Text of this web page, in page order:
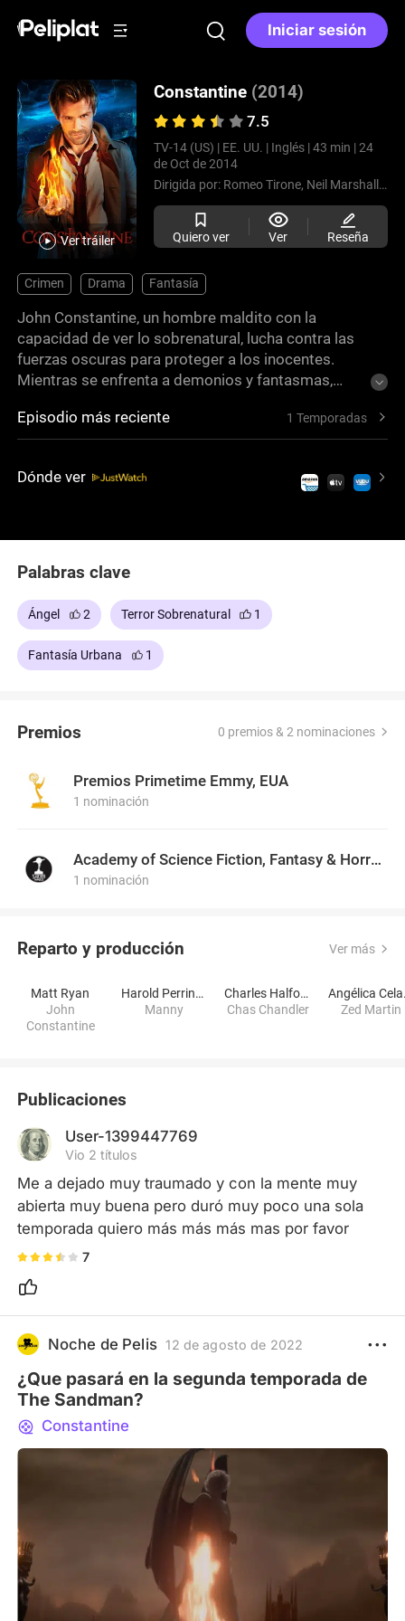
Iniciar sesión
Ver tráiler
Constantine (2014)
7.5
TV-14 (US) | EE. UU. | Inglés | 43 min | 24
de Oct de 2014
Dirigida por: Romeo Tirone, Neil Marshall,
Quiero ver Ver Reseña
Crimen Drama Fantasía
John Constantine, un hombre maldito con la
capacidad de ver lo sobrenatural, lucha contra las
fuerzas oscuras para proteger a los inocentes.
Mientras se enfrenta a demonios y fantasmas,
este apasionante viaje al mundo de lo oculto y
céntrate en uno de los personajes favoritos de DC
Episodio más reciente 1 Temporadas
Dónde ver
Palabras clave
Ángel 2 Terror Sobrenatural 1
Fantasía Urbana 1
Premios 0 premios & 2 nominaciones
Premios Primetime Emmy, EUA
1 nominación
Academy of Science Fiction, Fantasy & Horror Films, USA
1 nominación
Reparto y producción Ver más
Matt Ryan
John
Constantine
Harold Perrineau
Manny
Charles Halford
Chas Chandler
Zed Martin
Publicaciones
User-1399447769
Vio 2 títulos
Me a dejado muy traumado y con la mente muy
abierta muy buena pero duró muy poco una sola
temporada quiero más más más mas por favor
7
Noche de Pelis 12 de agosto de 2022
¿Que pasará en la segunda temporada de
The Sandman?
Constantine